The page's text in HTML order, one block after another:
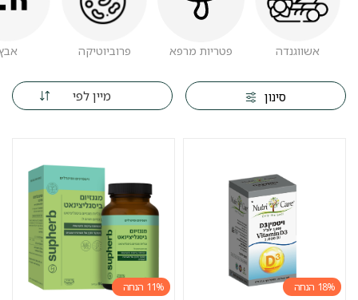
אשווגנדה פטריות מרפא פרוביוטיקה
סינון מיין לפי
18%
11%